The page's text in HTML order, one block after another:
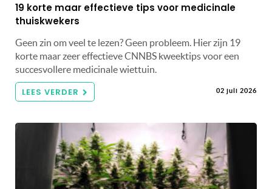
19 korte maar effectieve tips voor medicinale
thuiskwekers
Geen zin om veel te lezen? Geen probleem. Hier zijn 19
korte maar zeer effectieve CNNBS kweektips voor een
succesvollere medicinale wiettuin.
LEES VERDER 02 juli 2026